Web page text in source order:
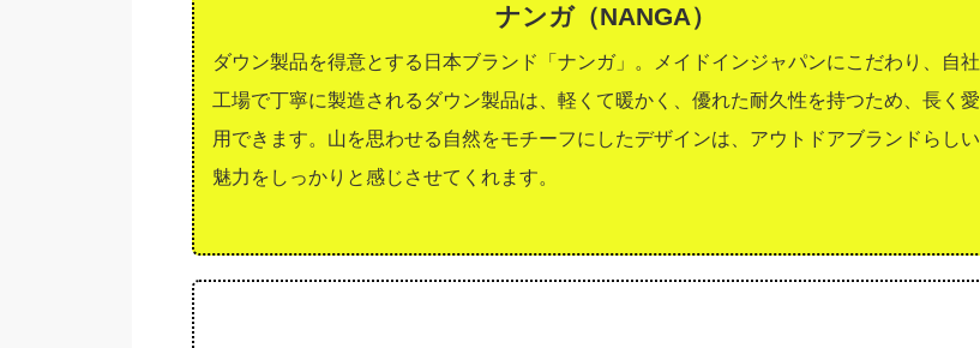
ナンガ（NANGA）
ダウン製品を得意とする日本ブランド「ナンガ」。メイドインジャパンにこだわり、自社
工場で丁寧に製造されるダウン製品は、軽くて暖かく、優れた耐久性を持つため、長く愛
用できます。山を思わせる自然をモチーフにしたデザインは、アウトドアブランドらしい
魅力をしっかりと感じさせてくれます。